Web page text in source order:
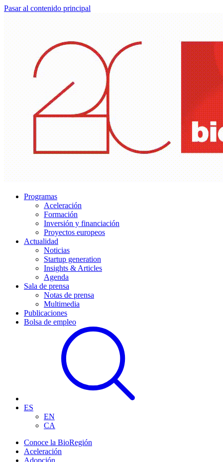
Pasar al contenido principal
Programas
Aceleración
Formación
Inversión y financiación
Proyectos europeos
Actualidad
Noticias
Startup generation
Insights & Articles
Agenda
Sala de prensa
Notas de prensa
Multimedia
Publicaciones
Bolsa de empleo
ES
EN
CA
Conoce la BioRegión
Aceleración
Adopción